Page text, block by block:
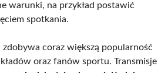
warunki, na przykład postawić
spotkania.
zdobywa coraz większą popularność
oraz fanów sportu. Transmisje